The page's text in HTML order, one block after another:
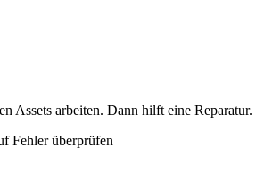
Assets arbeiten. Dann hilft eine Reparatur.
Fehler überprüfen